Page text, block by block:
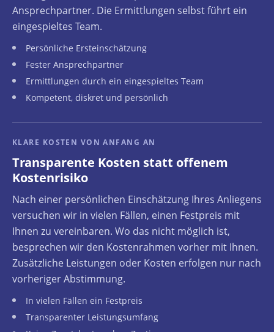
Ansprechpartner. Die Ermittlungen selbst führt ein
eingespieltes Team.
Persönliche Ersteinschätzung
Fester Ansprechpartner
Ermittlungen durch ein eingespieltes Team
Kompetent, diskret und persönlich
KLARE KOSTEN VON ANFANG AN
Transparente Kosten statt offenem
Kostenrisiko
Nach einer persönlichen Einschätzung Ihres Anliegens
versuchen wir in vielen Fällen, einen Festpreis mit
Ihnen zu vereinbaren. Wo das nicht möglich ist,
besprechen wir den Kostenrahmen vorher mit Ihnen.
Zusätzliche Leistungen oder Kosten erfolgen nur nach
vorheriger Abstimmung.
In vielen Fällen ein Festpreis
Transparenter Leistungsumfang